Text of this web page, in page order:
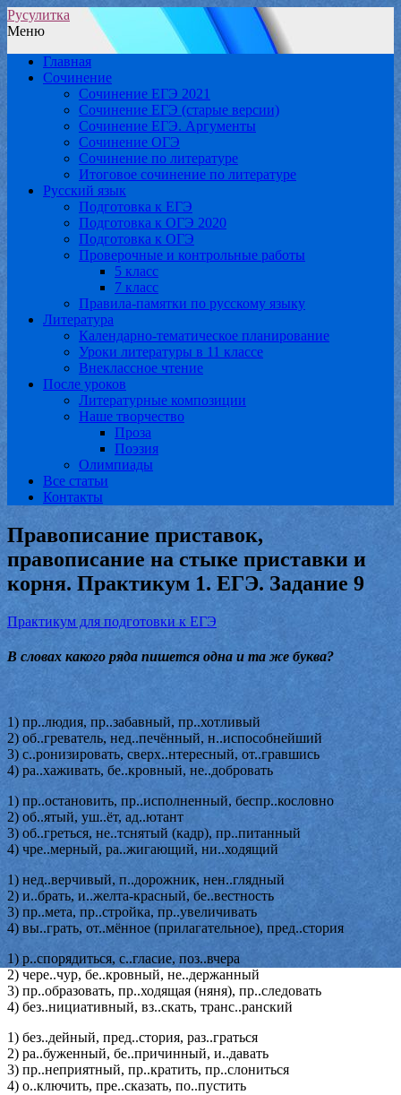
Русулитка
Меню
Главная
Сочинение
Сочинение ЕГЭ 2021
Сочинение ЕГЭ (старые версии)
Сочинение ЕГЭ. Аргументы
Сочинение ОГЭ
Сочинение по литературе
Итоговое сочинение по литературе
Русский язык
Подготовка к ЕГЭ
Подготовка к ОГЭ 2020
Подготовка к ОГЭ
Проверочные и контрольные работы
5 класс
7 класс
Правила-памятки по русскому языку
Литература
Календарно-тематическое планирование
Уроки литературы в 11 классе
Внеклассное чтение
После уроков
Литературные композиции
Наше творчество
Проза
Поэзия
Олимпиады
Все статьи
Контакты
Правописание приставок,
правописание на стыке приставки и
корня. Практикум 1. ЕГЭ. Задание 9
Практикум для подготовки к ЕГЭ
В словах какого ряда пишется одна и та же буква?
1) пр..людия, пр..забавный, пр..хотливый
2) об..греватель, нед..печённый, н..испособнейший
3) с..ронизировать, сверх..нтересный, от..гравшись
4) ра..хаживать, бе..кровный, не..добровать
1) пр..остановить, пр..исполненный, беспр..кословно
2) об..ятый, уш..ёт, ад..ютант
3) об..греться, не..тснятый (кадр), пр..питанный
4) чре..мерный, ра..жигающий, ни..ходящий
1) нед..верчивый, п..дорожник, нен..глядный
2) и..брать, и..желта-красный, бе..вестность
3) пр..мета, пр..стройка, пр..увеличивать
4) вы..грать, от..мённое (прилагательное), пред..стория
1) р..спорядиться, с..гласие, поз..вчера
2) чере..чур, бе..кровный, не..держанный
3) пр..образовать, пр..ходящая (няня), пр..следовать
4) без..нициативный, вз..скать, транс..ранский
1) без..дейный, пред..стория, раз..граться
2) ра..буженный, бе..причинный, и..давать
3) пр..неприятный, пр..кратить, пр..слониться
4) о..ключить, пре..сказать, по..пустить